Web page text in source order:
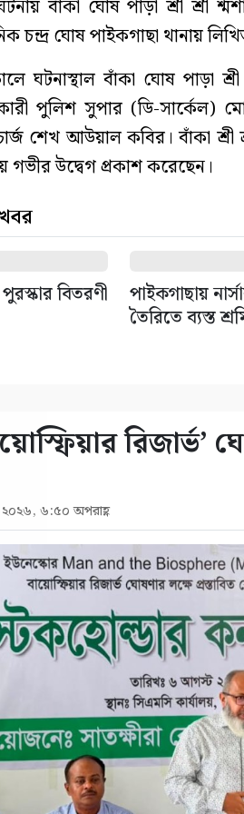
বাঁকা ঘোষ পাড়া শ্রী শ্রী
চন্দ্র ঘোষ পাইকগাছা থানায়
ঘটনাস্থাল বাঁকা ঘোষ পাড়া
পুলিশ সুপার (ডি-সার্কেল)
শেখ আউয়াল কবির। বাঁকা শ্রী
গভীর উদ্বেগ প্রকাশ করেছেন।
বিতরণী
পাইকগাছায়
তৈরিতে ব্যস্ত
৬:৫০ অপরাহ্ণ